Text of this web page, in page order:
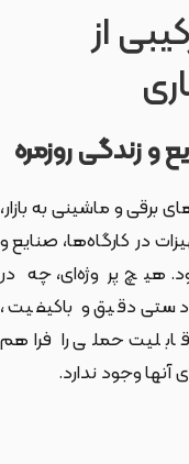
از
و زندگی روزمره
برقی و ماشینی به بازار،
در کارگاه‌ها، صنایع و
پروژه‌ای، چه در
دستی دقیق و باکیفیت،
حملی را فراهم
آنها وجود ندارد.